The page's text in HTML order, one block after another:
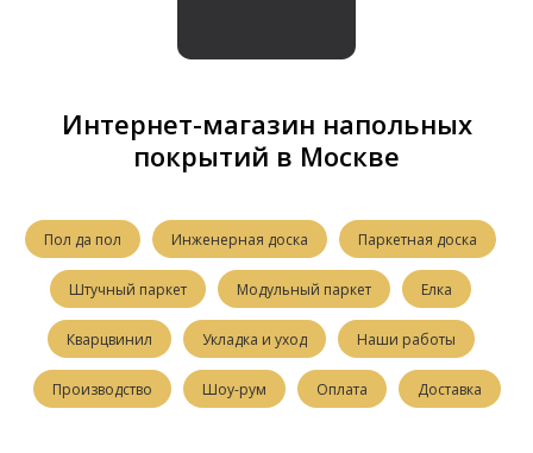
Интернет-магазин напольных
покрытий в Москве
Пол да пол Инженерная доска Паркетная доска
Штучный паркет Модульный паркет Елка
Кварцвинил Укладка и уход Наши работы
Производство Шоу-рум Оплата Доставка